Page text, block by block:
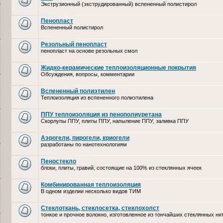
Экструзионный (экструдированный) вспененный полистирол
Пенопласт
Вспененный полистирол
Резольный пенопласт
пенопласт на основе резольных смол
Жидко-керамические теплоизоляционные покрытия
Обсуждения, вопросы, комментарии
Вспененный полиэтилен
Теплоизоляция из вспененного полиэтилена
ППУ теплоизоляция из пенополиуретана
Скорлупы ППУ, плиты ППУ, напыление ППУ, заливка ППУ
Аэрогели, пирогели, криогели
разработаны по нанотехнологиям
Пеностекло
блоки, плиты, гравий, состоящие на 100% из стеклянных ячеек
Комбинированная теплоизоляция
В одном изделии несколько видов ТИМ
Стеклоткань, стеклосетка, cтеклохолст
тонкое и прочное волокно, изготовленное из тончайших стеклянных